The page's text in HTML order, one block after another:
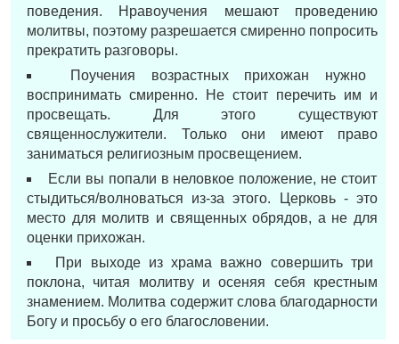
поведения. Нравоучения мешают проведению
молитвы, поэтому разрешается смиренно попросить
прекратить разговоры.
Поучения возрастных прихожан нужно
воспринимать смиренно. Не стоит перечить им и
просвещать. Для этого существуют
священнослужители. Только они имеют право
заниматься религиозным просвещением.
Если вы попали в неловкое положение, не стоит
стыдиться/волноваться из-за этого. Церковь - это
место для молитв и священных обрядов, а не для
оценки прихожан.
При выходе из храма важно совершить три
поклона, читая молитву и осеняя себя крестным
знамением. Молитва содержит слова благодарности
Богу и просьбу о его благословении.